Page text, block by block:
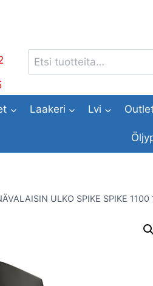
Etsi:
Laakeri Lvi
ULKO SPIKE SPIKE